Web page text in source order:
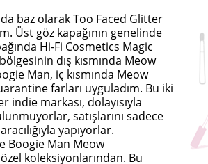
baz olarak Too Faced Glitter
Üst göz kapağının genelinde
Hi-Fi Cosmetics Magic
dış kısmında Meow
Man, iç kısmında Meow
farları uyguladım. Bu iki
indie markası, dolayısıyla
satışlarını sadece
yapıyorlar.
Boogie Man Meow
koleksiyonlarından. Bu